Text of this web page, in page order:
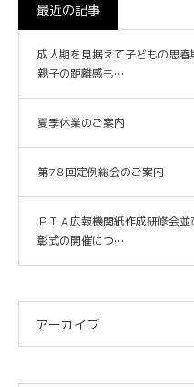
最近の記事
成人期を見据えて子どもの思
親子の距離感も…
夏季休業のご案内
第7８回定例総会のご案内
ＰＴＡ広報機関紙作成研修会
彰式の開催につ…
アーカイブ